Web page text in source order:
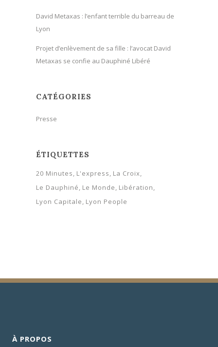
David Metaxas : l’enfant terrible du barreau de
Lyon
Projet d’enlèvement de sa fille : l’avocat David
Metaxas se confie au Dauphiné Libéré
CATÉGORIES
Presse
ÉTIQUETTES
20 Minutes L'express La Croix
Le Dauphiné Le Monde Libération
Lyon Capitale Lyon People
À PROPOS